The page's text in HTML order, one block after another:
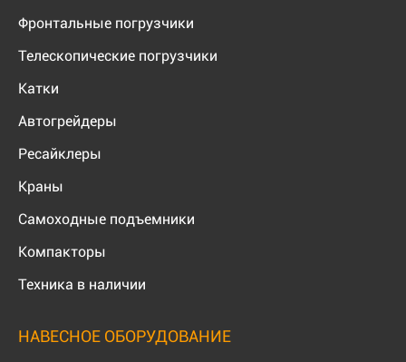
Фронтальные погрузчики
Телескопические погрузчики
Катки
Автогрейдеры
Ресайклеры
Краны
Самоходные подъемники
Компакторы
Техника в наличии
НАВЕСНОЕ ОБОРУДОВАНИЕ